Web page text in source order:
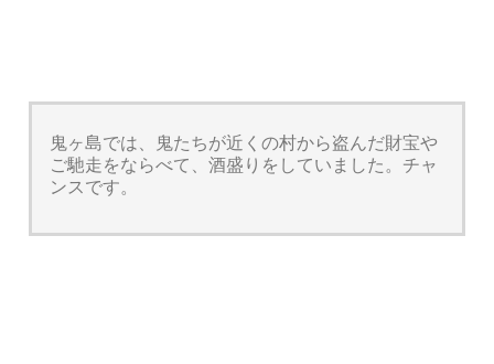
鬼ヶ島では、鬼たちが近くの村から盗んだ財宝や
ご馳走をならべて、酒盛りをしていました。チャ
ンスです。